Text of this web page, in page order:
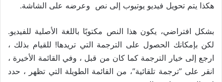
هكذا يتم تحويل فيديو يوتيوب إلى نص وعرضه على الشاشة.
بشكل افتراضي، يكون هذا النص مكتوبًا باللغة الأصلية للفيديو.
لكن بإمكانك الحصول على الترجمة التي تريدها! للقيام بذلك ،
ارجع إلى خيار الترجمة كما كان من قبل ، وفي القائمة الأخيرة ،
انقر على ”ترجمة تلقائية”، من القائمة الطويلة التي تظهر ، حدد